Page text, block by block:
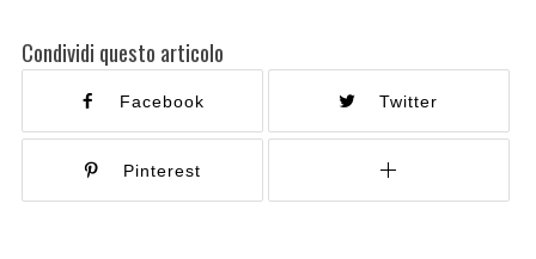
Condividi questo articolo
Facebook Twitter
Pinterest